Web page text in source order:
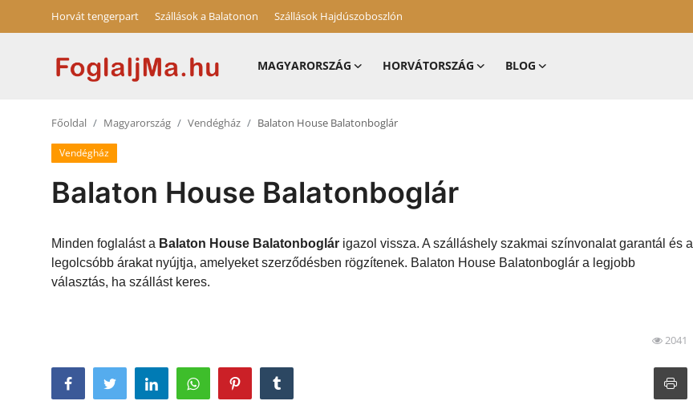
Horvát tengerpart Szállások a Balatonon Szállások Hajdúszoboszlón
MAGYARORSZÁG HORVÁTORSZÁG BLOG
Szállások a Balatonon
Szállások Hajdúszoboszlón
Főoldal Magyarország Vendégház Balaton House Balatonboglár
Vendégház
Balaton House Balatonboglár
Minden foglalást a Balaton House Balatonboglár igazol vissza. A szálláshely szakmai színvonalat garantál és a
legolcsóbb árakat nyújtja, amelyeket szerződésben rögzítenek. Balaton House Balatonboglár a legjobb
választás, ha szállást keres.
2041